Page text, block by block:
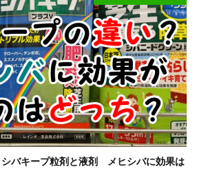
シバキープ粒剤と液剤 メヒシバに効果は